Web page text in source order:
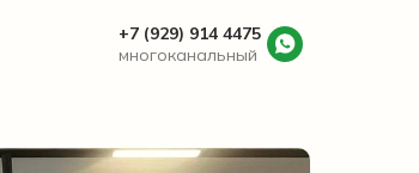
+7 (929) 914 4475
многоканальный